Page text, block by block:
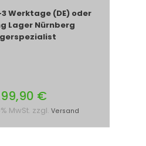
Werktage (DE) oder
Lager Nürnberg
€
MwSt. zzgl. Versand